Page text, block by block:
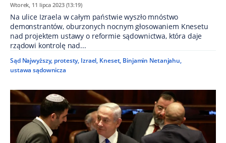
Wtorek, 11 lipca 2023 (13:19)
Na ulice Izraela w całym państwie wyszło mnóstwo
demonstrantów, oburzonych nocnym głosowaniem Knesetu
nad projektem ustawy o reformie sądownictwa, która daje
rządowi kontrolę nad...
Sąd Najwyższy, protesty, Izrael, Kneset, Binjamin Netanjahu,
ustawa sądownicza